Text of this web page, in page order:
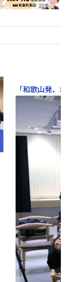
「和歌山発、地